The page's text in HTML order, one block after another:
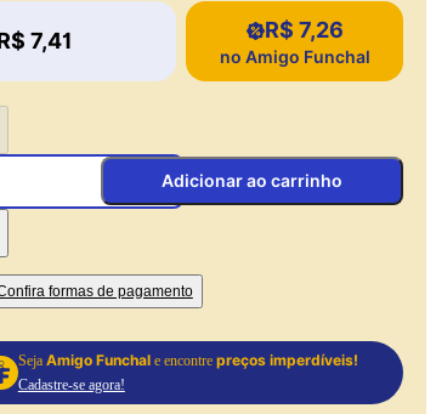
7,41 Price:
R$ 7,26
no Amigo Funchal
Adicionar ao carrinho
formas de pagamento
Seja Amigo Funchale encontre preços imperdíveis!
Cadastre-se agora!